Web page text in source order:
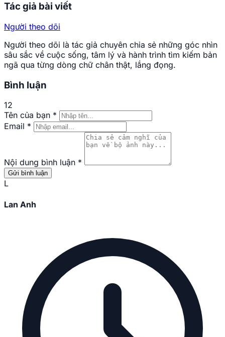
Tác giả bài viết
Người theo dõi
Người theo dõi là tác giả chuyên chia sẻ những góc nhìn
sâu sắc về cuộc sống, tâm lý và hành trình tìm kiếm bản
ngã qua từng dòng chữ chân thật, lắng đọng.
Bình luận
12
Tên của bạn *
Email *
Nội dung bình luận *
Gửi bình luận
L
Lan Anh